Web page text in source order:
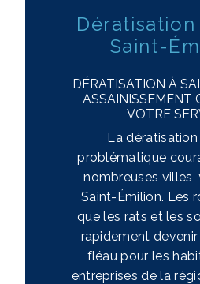
Saint-
DÉRATISATION À
ASSAINISSEMENT
VOTRE
La
problématique
nombreuses villes,
Saint-Émilion. Les
que les rats et les
rapidement
fléau pour les
entreprises de la